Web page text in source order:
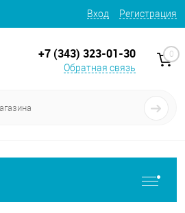
Вход Регистрация
+7 (343) 323-01-30
Обратная связь
0